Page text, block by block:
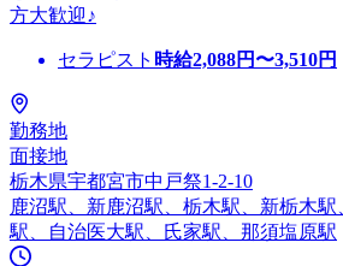
方大歓迎♪
セラピスト 時給2,088円〜3,510円
勤務地
面接地
栃木県宇都宮市中戸祭1-2-10
鹿沼駅、新鹿沼駅、栃木駅、新栃木
駅、自治医大駅、氏家駅、那須塩原駅